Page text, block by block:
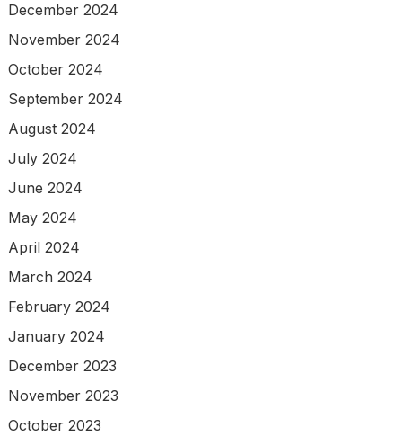
December 2024
November 2024
October 2024
September 2024
August 2024
July 2024
June 2024
May 2024
April 2024
March 2024
February 2024
January 2024
December 2023
November 2023
October 2023